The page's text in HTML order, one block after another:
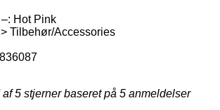
Hot Pink
Tilbehør/Accessories
af 5 stjerner baseret på 5 anmeldelser